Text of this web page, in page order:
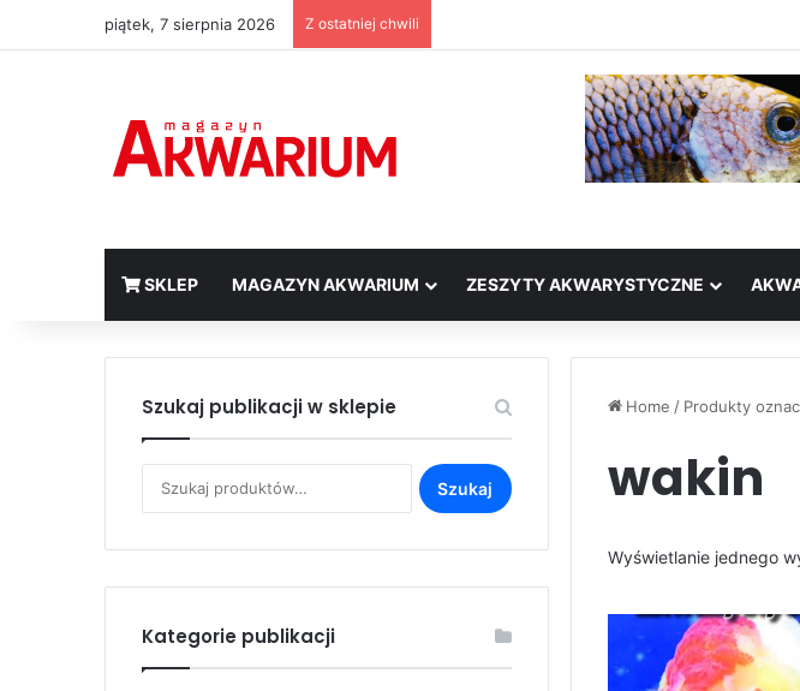
piątek, 7 sierpnia 2026 Z ostatniej chwili
SKLEP MAGAZYN AKWARIUM ZESZYTY AKWARYSTYCZNE
Home / Produkty
wakin
Wyświetlanie jednego
Szukaj publikacji w sklepie
Szukaj
Kategorie publikacji